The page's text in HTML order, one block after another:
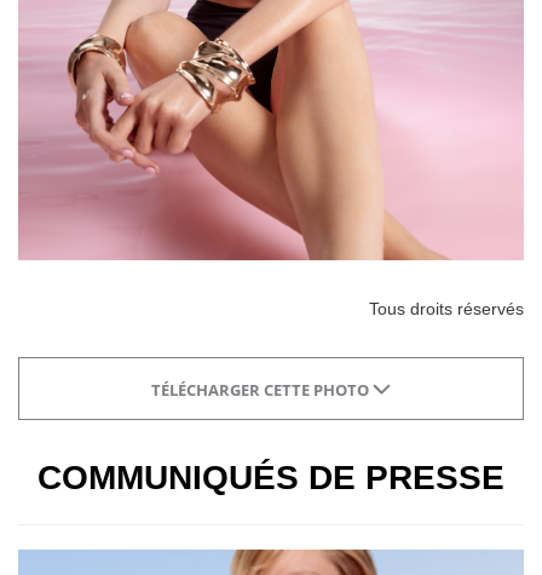
Tous droits réservés
TÉLÉCHARGER CETTE PHOTO
COMMUNIQUÉS DE PRESSE